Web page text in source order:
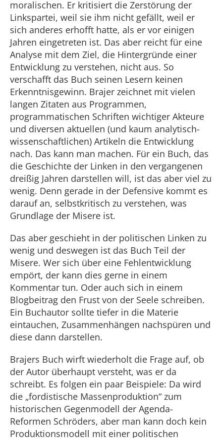
moralischen. Er kritisiert die Zerstörung der
Linkspartei, weil sie ihm nicht gefällt, weil er
sich anderes erhofft hatte, als er vor einigen
Jahren eingetreten ist. Das aber reicht für eine
Analyse mit dem Ziel, die Hintergründe einer
Entwicklung zu verstehen, nicht aus. So
verschafft das Buch seinen Lesern keinen
Erkenntnisgewinn. Brajer zeichnet mit vielen
langen Zitaten aus Programmen,
programmatischen Schriften wichtiger Akteure
und diversen aktuellen (und kaum analytisch-
wissenschaftlichen) Artikeln die Entwicklung
nach. Das kann man machen. Für ein Buch, das
die Geschichte der Linken in den vergangenen
dreißig Jahren darstellen will, ist das aber viel zu
wenig. Denn gerade in der Defensive kommt es
darauf an, selbstkritisch zu verstehen, was
Grundlage der Misere ist.
Das aber geschieht in der politischen Linken zu
wenig und deswegen ist das Buch Teil der
Misere. Wer sich über eine Fehlentwicklung
empört, der kann dies gerne in einem
Kommentar tun. Oder auch sich in einem
Blogbeitrag den Frust von der Seele schreiben.
Ein Buchautor sollte tiefer in die Materie
eintauchen, Zusammenhängen nachspüren und
diese dann darstellen.
Brajers Buch wirft wiederholt die Frage auf, ob
der Autor überhaupt versteht, was er da
schreibt. Es folgen ein paar Beispiele: Da wird
die „fordistische Massenproduktion“ zum
historischen Gegenmodell der Agenda-
Reformen Schröders, aber man kann doch kein
Produktionsmodell mit einer politischen